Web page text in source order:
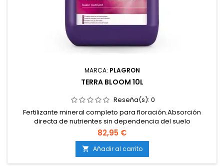
MARCA: PLAGRON
TERRA BLOOM 10L
Reseña(s): 0
Fertilizante mineral completo para floración.Absorción
directa de nutrientes sin dependencia del suelo
biológico.Proporciones equilibradas de P y K para una
floración vigorosa.Válido para uso en todo tipo de mezclas
de tierra.Compatible con otros fertilizantes y aditivos.Alta
concentración que permite preparar soluciones nutritivas...
82,95 €
 Añadir al carrito